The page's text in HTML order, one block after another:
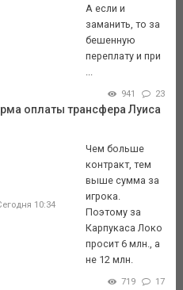
А если и
заманить, то за
бешенную
переплату и при
941 23
оплаты трансфера Луиса
10:34
Чем больше
контракт, тем
выше сумма за
игрока.
Поэтому за
Карпукаса Локо
просит 6 млн., а
не 12 млн.
719 17